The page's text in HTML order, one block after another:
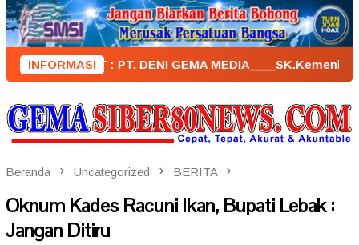
Loncat
ke
konten
INFORMASI
: PT. DENI GEMA MEDIA____SK.KemenkumHam :
Beranda Uncategorized BERITA
Oknum Kades Racuni Ikan, Bupati Lebak :
Jangan Ditiru